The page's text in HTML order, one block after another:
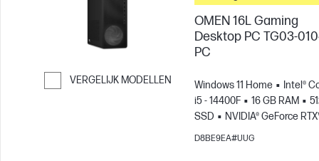
VERGELIJK MODELLEN
Ga verder naar vergelijken
OMEN 16L Gaming
Desktop PC TG03-
PC
Windows 11 Home
Intel®
i5 - 14400F
16 GB RAM
SSD
NVIDIA® GeForce
5050 (8 GB)
D8BE9EA#UUG